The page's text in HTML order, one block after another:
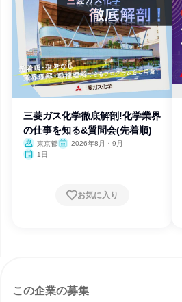
三菱ガス化学徹底解剖!化学業界
の仕事を知る&質問会(先着順)
東京都
2026年8月・9月
1日
お気に入り
この企業の募集